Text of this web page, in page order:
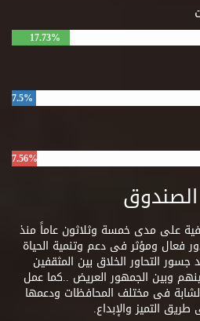
17.73%
7.5%
7.56%
على مدى خمسة وثلاثون عاماً منذ
أن يقوم بدور فعال ومؤثر فى دعم وتنمية الحياة
التحاور الخلاق بين المثقفين
وبين الجمهور العريض ..كما عمل
فى مختلف المحافظات ودعمها
التميز والإبداع.